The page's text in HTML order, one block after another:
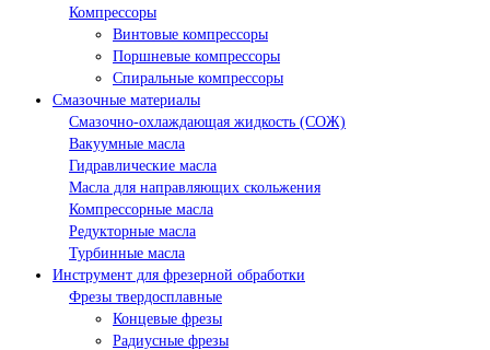
Компрессоры
Винтовые компрессоры
Поршневые компрессоры
Спиральные компрессоры
Смазочные материалы
Смазочно-охлаждающая жидкость (СОЖ)
Вакуумные масла
Гидравлические масла
Масла для направляющих скольжения
Компрессорные масла
Редукторные масла
Турбинные масла
Инструмент для фрезерной обработки
Фрезы твердосплавные
Концевые фрезы
Радиусные фрезы